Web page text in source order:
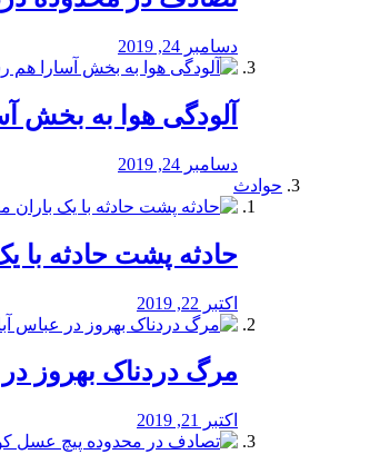
دسامبر 24, 2019
آلودگی هوا به بخش
دسامبر 24, 2019
حوادث
️حادثه پشت حادثه با
اکتبر 22, 2019
مرگ دردناک بهروز
اکتبر 21, 2019